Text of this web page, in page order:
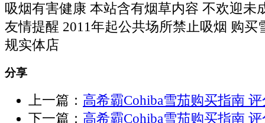
吸烟有害健康 本站含有烟草内容 不欢迎未
友情提醒 2011年起公共场所禁止吸烟 购买
规实体店
分享
上一篇： 高希霸Cohiba雪茄购买指南
下一篇： 高希霸Cohiba雪茄购买指南